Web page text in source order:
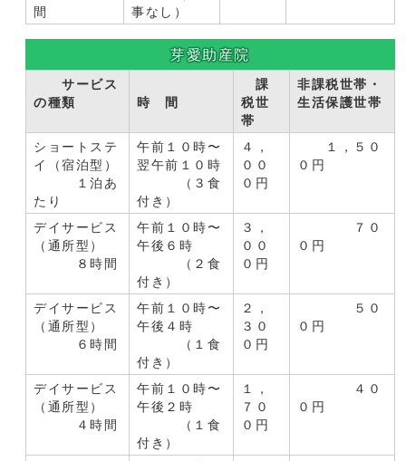
間
事なし）
芽愛助産院
サービス
の種類
時 間
課
税世
帯
非課税世帯・
生活保護世帯
ショートステ
イ（宿泊型）
１泊あ
たり
午前１０時〜
翌午前１０時
（３食
付き）
４，
００
０円
１，５０
０円
デイサービス
（通所型）
８時間
午前１０時〜
午後６時
（２食
付き）
３，
００
０円
７０
０円
デイサービス
（通所型）
６時間
午前１０時〜
午後４時
（１食
付き）
２，
３０
０円
５０
０円
デイサービス
（通所型）
４時間
午前１０時〜
午後２時
（１食
付き）
１，
７０
０円
４０
０円